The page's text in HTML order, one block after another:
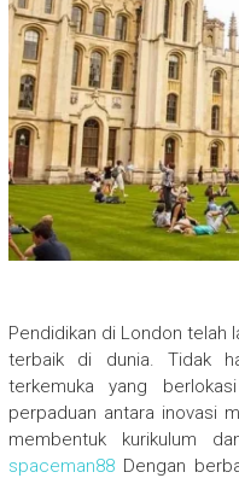
Pendidikan di London telah
terbaik di dunia. Tidak
terkemuka yang
perpaduan antara inovasi
membentuk kurikulum
spaceman88Dengan